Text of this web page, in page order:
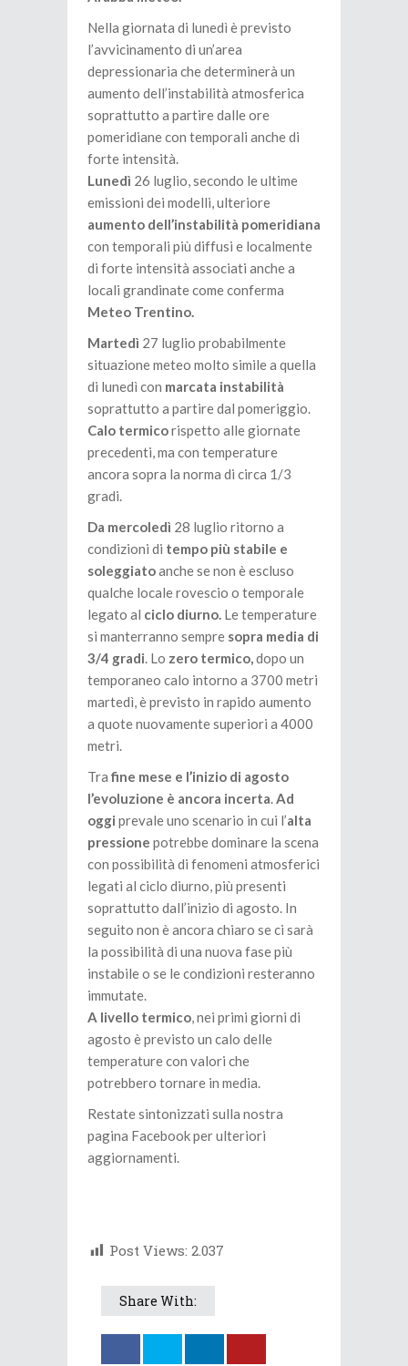
Nella giornata di lunedì è previsto
l’avvicinamento di un’area
depressionaria che determinerà un
aumento dell’instabilità atmosferica
soprattutto a partire dalle ore
pomeridiane con temporali anche di
forte intensità.
Lunedì 26 luglio, secondo le ultime
emissioni dei modelli, ulteriore
aumento dell’instabilità pomeridiana
con temporali più diffusi e localmente
di forte intensità associati anche a
locali grandinate come conferma
Meteo Trentino.
Martedì 27 luglio probabilmente
situazione meteo molto simile a quella
di lunedì con marcata instabilità
soprattutto a partire dal pomeriggio.
Calo termicorispetto alle giornate
precedenti, ma con temperature
ancora sopra la norma di circa 1/3
gradi.
Da mercoledì 28 luglio ritorno a
condizioni di tempo più stabile e
soleggiatoanche se non è escluso
qualche locale rovescio o temporale
legato al ciclo diurno. Le temperature
si manterranno sempre sopra media di
3/4 gradi. Lo zero termico,dopo un
temporaneo calo intorno a 3700 metri
martedì, è previsto in rapido aumento
a quote nuovamente superiori a 4000
metri.
Tra fine mese e l’inizio di agosto
l’evoluzione è ancora incerta.Ad
oggi prevale uno scenario in cui l’alta
pressione potrebbe dominare la scena
con possibilità di fenomeni atmosferici
legati al ciclo diurno, più presenti
soprattutto dall’inizio di agosto. In
seguito non è ancora chiaro se ci sarà
la possibilità di una nuova fase più
instabile o se le condizioni resteranno
immutate.
A livello termico, nei primi giorni di
agosto è previsto un calo delle
temperature con valori che
potrebbero tornare in media.
Restate sintonizzati sulla nostra
pagina Facebook per ulteriori
aggiornamenti.
Post Views: 2.037
Share With: